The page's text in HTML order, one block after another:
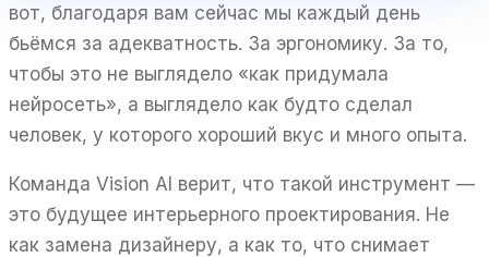
вот, благодаря вам сейчас мы каждый день
бьёмся за адекватность. За эргономику. За то,
чтобы это не выглядело «как придумала
нейросеть», а выглядело как будто сделал
человек, у которого хороший вкус и много опыта.
Команда Vision AI верит, что такой инструмент —
это будущее интерьерного проектирования. Не
как замена дизайнеру, а как то, что снимает